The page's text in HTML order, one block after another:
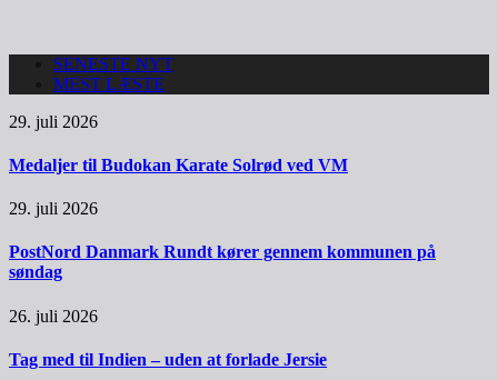
SENESTE NYT
MEST LÆSTE
29. juli 2026
Medaljer til Budokan Karate Solrød ved VM
29. juli 2026
PostNord Danmark Rundt kører gennem kommunen på
søndag
26. juli 2026
Tag med til Indien – uden at forlade Jersie